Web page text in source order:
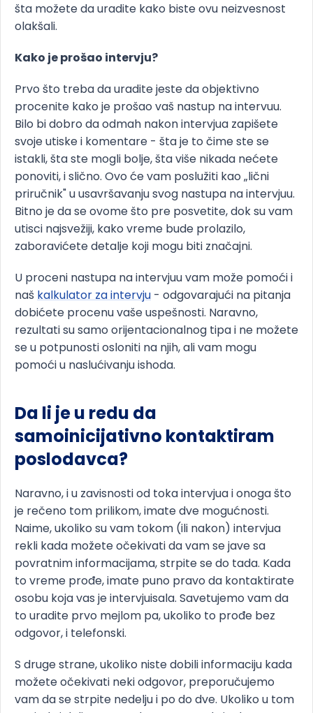
šta možete da uradite kako biste ovu neizvesnost
olakšali.
Kako je prošao intervju?
Prvo što treba da uradite jeste da objektivno
procenite kako je prošao vaš nastup na intervuu.
Bilo bi dobro da odmah nakon intervjua zapišete
svoje utiske i komentare - šta je to čime ste se
istakli, šta ste mogli bolje, šta više nikada nećete
ponoviti, i slično. Ovo će vam poslužiti kao „lični
priručnik" u usavršavanju svog nastupa na intervjuu.
Bitno je da se ovome što pre posvetite, dok su vam
utisci najsvežiji, kako vreme bude prolazilo,
zaboravićete detalje koji mogu biti značajni.
U proceni nastupa na intervjuu vam može pomoći i
naš kalkulator za intervju - odgovarajući na pitanja
dobićete procenu vaše uspešnosti. Naravno,
rezultati su samo orijentacionalnog tipa i ne možete
se u potpunosti osloniti na njih, ali vam mogu
pomoći u naslućivanju ishoda.
Da li je u redu da
samoinicijativno kontaktiram
poslodavca?
Naravno, i u zavisnosti od toka intervjua i onoga što
je rečeno tom prilikom, imate dve mogućnosti.
Naime, ukoliko su vam tokom (ili nakon) intervjua
rekli kada možete očekivati da vam se jave sa
povratnim informacijama, strpite se do tada. Kada
to vreme prođe, imate puno pravo da kontaktirate
osobu koja vas je intervjuisala. Savetujemo vam da
to uradite prvo mejlom pa, ukoliko to prođe bez
odgovor, i telefonski.
S druge strane, ukoliko niste dobili informaciju kada
možete očekivati neki odgovor, preporučujemo
vam da se strpite nedelju i po do dve. Ukoliko u tom